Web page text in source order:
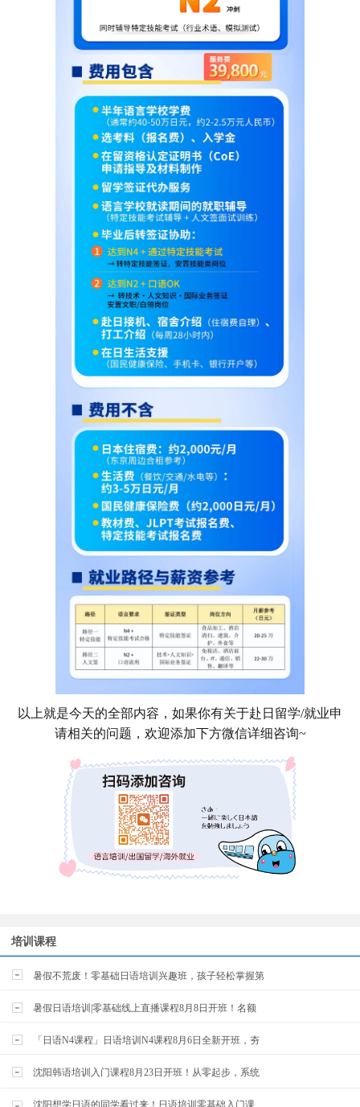
以上就是今天的全部内容，如果你有关于赴日留学/就业申
请相关的问题，欢迎添加下方微信详细咨询~
培训课程
暑假不荒废！零基础日语培训兴趣班，孩子轻松掌握第
暑假日语培训|零基础线上直播课程8月8日开班！名额
「日语N4课程」日语培训N4课程8月6日全新开班，夯
沈阳韩语培训入门课程8月23日开班！从零起步，系统
沈阳想学日语的同学看过来！日语培训零基础入门课